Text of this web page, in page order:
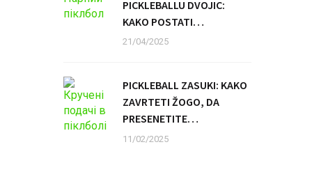
PICKLEBALLU DVOJIC:
KAKO POSTATI
NEPREMAGLJIV TANDEM
21/04/2025
PICKLEBALL ZASUKI: KAKO
ZAVRTETI ŽOGO, DA
PRESENETITE
NASPROTNIKA
11/02/2025